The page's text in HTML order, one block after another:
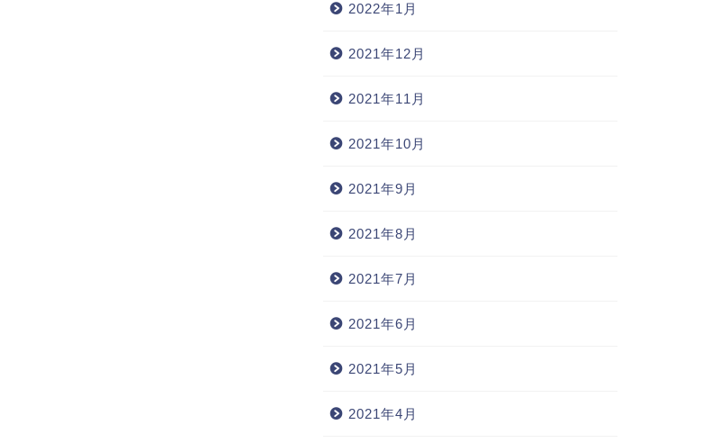
2022年1月
2021年12月
2021年11月
2021年10月
2021年9月
2021年8月
2021年7月
2021年6月
2021年5月
2021年4月